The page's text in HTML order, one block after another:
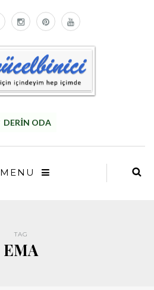
DERİN ODA
MENU
TAG
EMA